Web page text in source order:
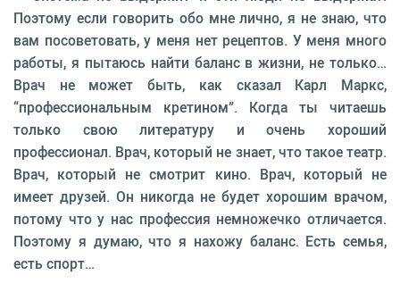
Поэтому если говорить обо мне лично, я не знаю, что
вам посоветовать, у меня нет рецептов. У меня много
работы, я пытаюсь найти баланс в жизни, не только…
Врач не может быть, как сказал Карл Маркс,
“профессиональным кретином”. Когда ты читаешь
только свою литературу и очень хороший
профессионал. Врач, который не знает, что такое театр.
Врач, который не смотрит кино. Врач, который не
имеет друзей. Он никогда не будет хорошим врачом,
потому что у нас профессия немножечко отличается.
Поэтому я думаю, что я нахожу баланс. Есть семья,
есть спорт…